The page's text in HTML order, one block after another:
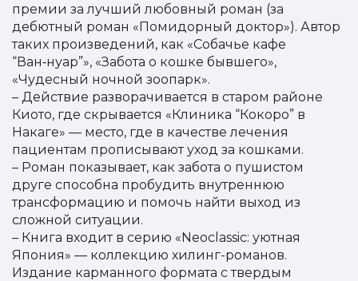
премии за лучший любовный роман (за
дебютный роман «Помидорный доктор»). Автор
таких произведений, как «Собачье кафе
“Ван‑нуар”», «Забота о кошке бывшего»,
«Чудесный ночной зоопарк».
– Действие разворачивается в старом районе
Киото, где скрывается «Клиника “Кокоро” в
Накаге» — место, где в качестве лечения
пациентам прописывают уход за кошками.
– Роман показывает, как забота о пушистом
друге способна пробудить внутреннюю
трансформацию и помочь найти выход из
сложной ситуации.
– Книга входит в серию «Neoclassic: уютная
Япония» — коллекцию хилинг-романов.
Издание карманного формата с твердым